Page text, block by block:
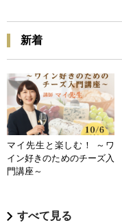
新着
マイ先生と楽しむ！ ～ワ
イン好きのためのチーズ入
門講座～
すべて見る